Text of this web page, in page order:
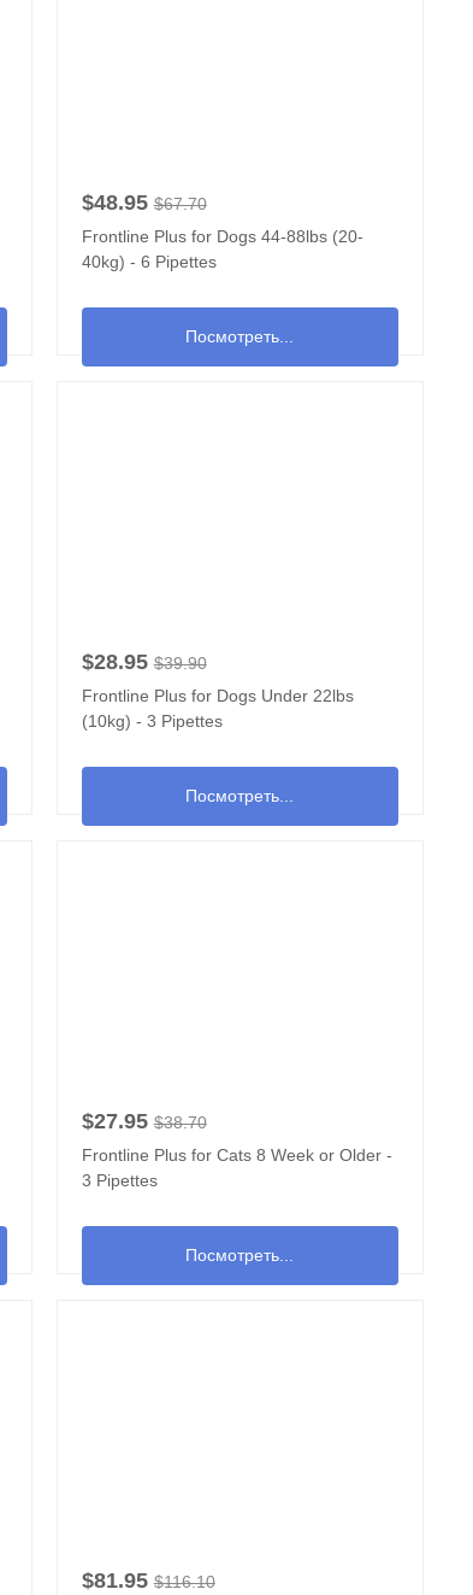
$48.95 $67.70
Frontline Plus for Dogs 44-88lbs (20-
40kg) - 6 Pipettes
Посмотреть...
$28.95 $39.90
Frontline Plus for Dogs Under 22lbs
(10kg) - 3 Pipettes
Посмотреть...
$27.95 $38.70
Frontline Plus for Cats 8 Week or Older -
3 Pipettes
Посмотреть...
$81.95 $116.10